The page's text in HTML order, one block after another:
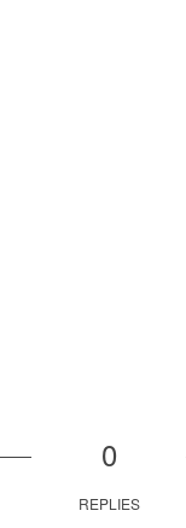
0
REPLIES